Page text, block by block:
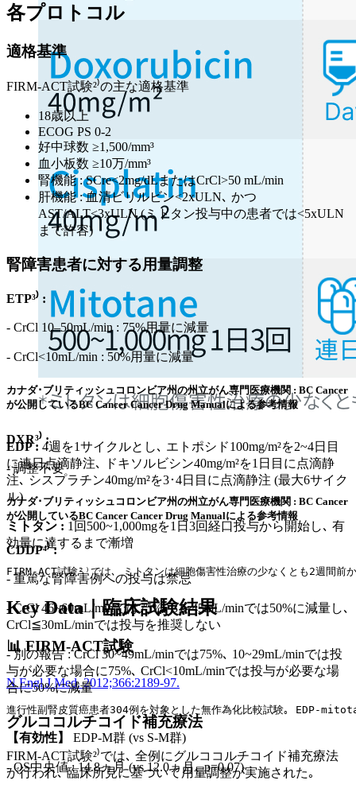
各プロトコル
適格基準
FIRM-ACT試験²⁾の主な適格基準
18歳以上
ECOG PS 0-2
好中球数 ≥1,500/mm³
血小板数 ≥10万/mm³
腎機能 : SCre<2mg/dLまたはCrCl>50 mL/min
肝機能 : 血清ビリルビン<2xULN､ かつ
AST/ALT<3xULN (ミトタン投与中の患者では<5xULN
まで許容)
腎障害患者に対する用量調整
ETP³⁾ :
- CrCl 10–50mL/min : 75%用量に減量
- CrCl<10mL/min : 50%用量に減量
カナダ･ブリティッシュコロンビア州の州立がん専門医療機関 : BC Cancer
が公開しているBC Cancer Cancer Drug Manualによる参考情報
DXR³⁾ :
- 調整不要
カナダ･ブリティッシュコロンビア州の州立がん専門医療機関 : BC Cancer
が公開しているBC Cancer Cancer Drug Manualによる参考情報
CDDP⁴⁾ :
- 重篤な腎障害例への投与は禁忌
- CrCl 46~60mL/minでは75%､ 31~45mL/minでは50%に減量し､
CrCl≦30mL/minでは投与を推奨しない
- 別の報告 : CrCl 30~49mL/minでは75%､ 10~29mL/minでは投
与が必要な場合に75%､ CrCl<10mL/minでは投与が必要な場
合に50%に減量
グルココルチコイド補充療法
FIRM-ACT試験²⁾では､ 全例にグルココルチコイド補充療法
が行われ､ 臨床所見に基づいて用量調整が実施された｡
EDP : 4週を1サイクルとし､ エトポシド100mg/m²を2~4日目
に連日点滴静注､ ドキソルビシン40mg/m²を1日目に点滴静
注､ シスプラチン40mg/m²を3･4日目に点滴静注 (最大6サイク
ル)
ミトタン : 1回500~1,000mgを1日3回経口投与から開始し､ 有
効量に達するまで漸増
FIRM-ACT試験²⁾では､ ミトタンは細胞傷害性治療の少なくとも2週間
Key Data｜臨床試験結果
📊 FIRM-ACT試験
N Engl J Med. 2012;366:2189-97.
進行性副腎皮質癌患者304例を対象とした無作為化比較試験｡ EDP-
【有効性】 EDP-M群 (vs S-M群)
- OS中央値 : 14.8ヵ月 (vs 12.0ヵ月､ p=0.07)